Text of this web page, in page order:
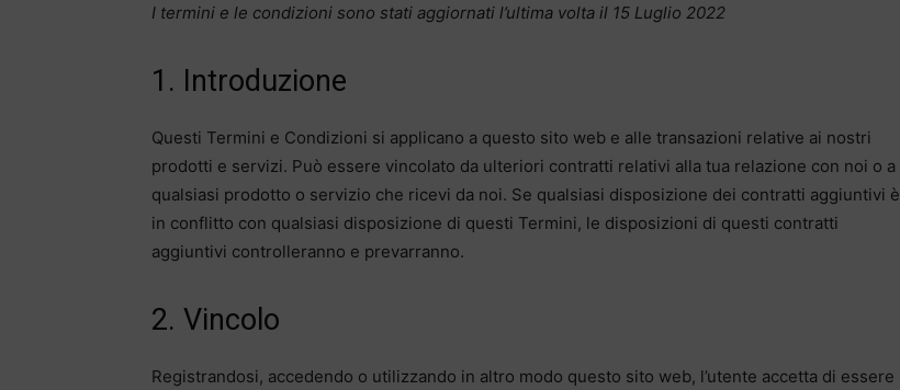
I termini e le condizioni sono stati aggiornati l’ultima volta il 15 Luglio 2022
1. Introduzione
Questi Termini e Condizioni si applicano a questo sito web e alle transazioni relative ai nostri
prodotti e servizi. Può essere vincolato da ulteriori contratti relativi alla tua relazione con noi o a
qualsiasi prodotto o servizio che ricevi da noi. Se qualsiasi disposizione dei contratti aggiuntivi è
in conflitto con qualsiasi disposizione di questi Termini, le disposizioni di questi contratti
aggiuntivi controlleranno e prevarranno.
2. Vincolo
Registrandosi, accedendo o utilizzando in altro modo questo sito web, l’utente accetta di essere